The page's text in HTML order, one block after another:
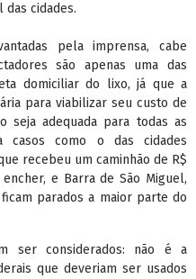
cidades.
pela imprensa, cabe
são apenas uma das
domiciliar do lixo, já que a
para viabilizar seu custo de
seja adequada para todas as
casos como o das cidades
recebeu um caminhão de R$
e Barra de São Miguel,
parados a maior parte do
ser considerados: não é a
que deveriam ser usados